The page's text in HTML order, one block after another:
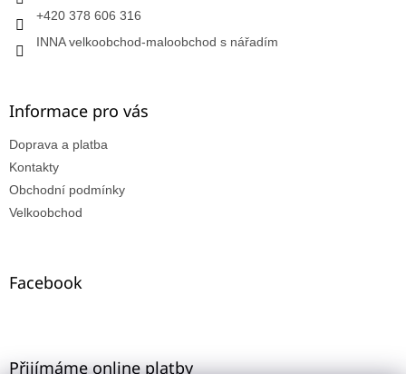
+420 378 606 316
INNA velkoobchod-maloobchod s nářadím
Informace pro vás
Doprava a platba
Kontakty
Obchodní podmínky
Velkoobchod
Facebook
Přijímáme online platby